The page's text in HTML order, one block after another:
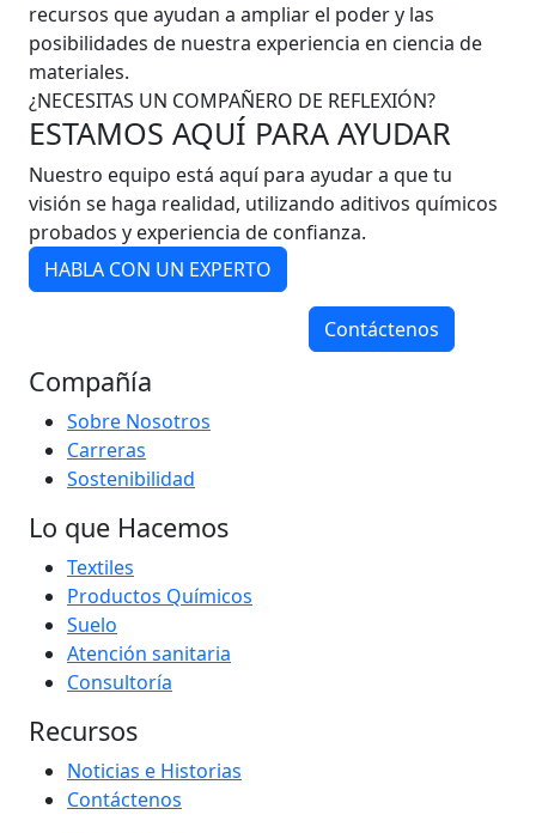
recursos que ayudan a ampliar el poder y las
posibilidades de nuestra experiencia en ciencia de
materiales.
¿NECESITAS UN COMPAÑERO DE REFLEXIÓN?
ESTAMOS AQUÍ PARA AYUDAR
Nuestro equipo está aquí para ayudar a que tu
visión se haga realidad, utilizando aditivos químicos
probados y experiencia de confianza.
HABLA CON UN EXPERTO
Contáctenos
Compañía
Sobre Nosotros
Carreras
Sostenibilidad
Lo que Hacemos
Textiles
Productos Químicos
Suelo
Atención sanitaria
Consultoría
Recursos
Noticias e Historias
Contáctenos